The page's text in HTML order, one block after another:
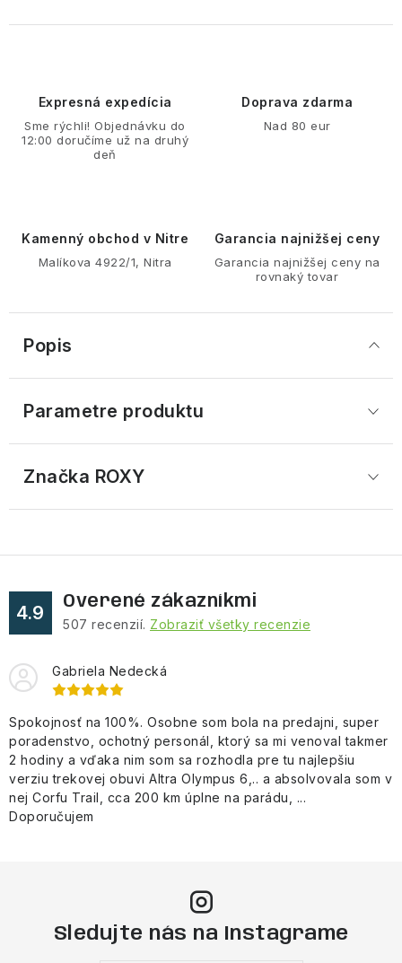
Expresná expedícia
Sme rýchli! Objednávku do
12:00 doručíme už na druhý
deň
Doprava zdarma
Nad 80 eur
Kamenný obchod v Nitre
Malíkova 4922/1, Nitra
Garancia najnižšej ceny
Garancia najnižšej ceny na
rovnaký tovar
Popis
Parametre produktu
Značka ROXY
4.9
Overené zákazníkmi
507 recenzií. Zobraziť všetky recenzie
Gabriela Nedecká
Spokojnosť na 100%. Osobne som bola na predajni, super
poradenstvo, ochotný personál, ktorý sa mi venoval takmer
2 hodiny a vďaka nim som sa rozhodla pre tu najlepšiu
verziu trekovej obuvi Altra Olympus 6,.. a absolvovala som v
nej Corfu Trail, cca 200 km úplne na parádu, ...
Doporučujem
Sledujte nás na Instagrame